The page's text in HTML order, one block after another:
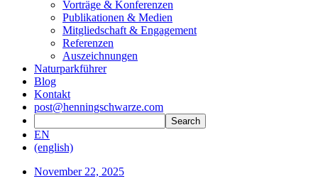
Vorträge & Konferenzen
Publikationen & Medien
Mitgliedschaft & Engagement
Referenzen
Auszeichnungen
Naturparkführer
Blog
Kontakt
post@henningschwarze.com
EN
(english)
November 22, 2025